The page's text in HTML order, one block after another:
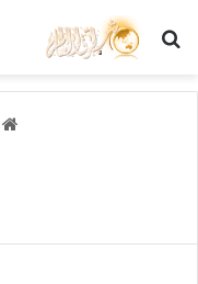
بحث عن